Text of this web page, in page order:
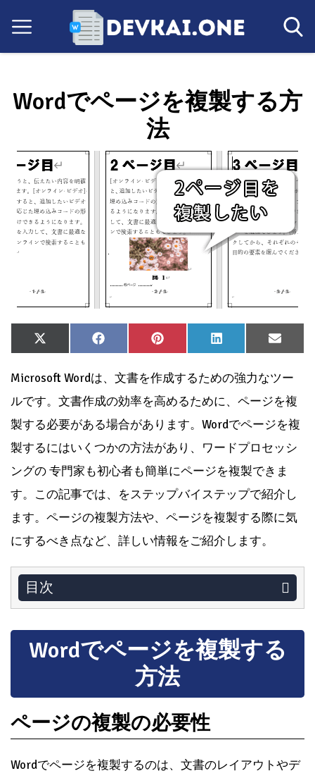
Wordでページを複製する方
法
Share
on
X
(Twitter)
Share
on
Facebook
Share
on
Pinterest
Share
on
LinkedIn
Share
on
Email
Microsoft Wordは、文書を作成するための強力なツー
ルです。文書作成の効率を高めるために、ページを複
製する必要がある場合があります。Wordでページを複
製するにはいくつかの方法があり、ワードプロセッシ
ングの 专門家も初心者も簡単にページを複製できま
す。この記事では、をステップバイステップで紹介し
ます。ページの複製方法や、ページを複製する際に気
にするべき点など、詳しい情報をご紹介します。
目次
Wordでページを複製する
方法
ページの複製の必要性
Wordでページを複製するのは、文書のレイアウトやデ